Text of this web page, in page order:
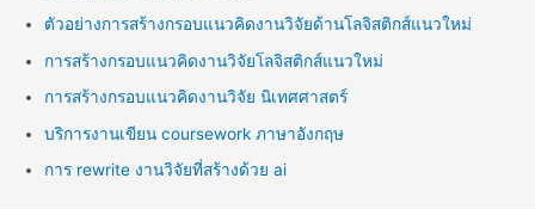
ตัวอย่างการสร้างกรอบแนวคิดงานวิจัยด้านโลจิสติกส์แนวใหม่
การสร้างกรอบแนวคิดงานวิจัยโลจิสติกส์แนวใหม่
การสร้างกรอบแนวคิดงานวิจัย นิเทศศาสตร์
บริการงานเขียน coursework ภาษาอังกฤษ
การ rewrite งานวิจัยที่สร้างด้วย ai